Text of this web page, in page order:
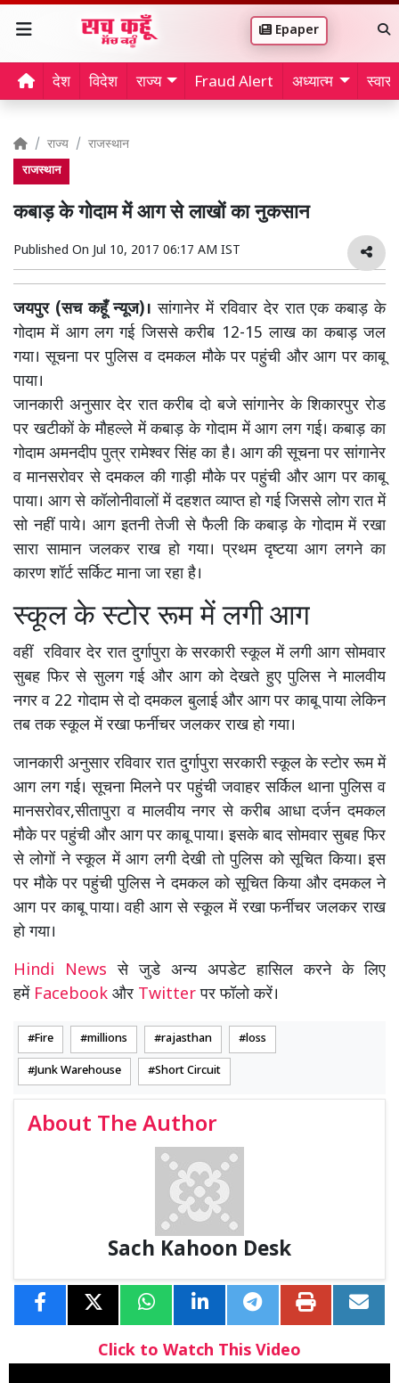
Epaper
देश विदेश राज्य Fraud Alert अध्यात्म
राज्य राजस्थान
राजस्थान
कबाड़ के गोदाम में आग से लाखों का नुकसान
Published On Jul 10, 2017 06:17 AM IST
जयपुर (सच कहूँ न्यूज)।सांगानेर में रविवार देर रात एक कबाड़ के
गोदाम में आग लग गई जिससे करीब 12-15 लाख का कबाड़ जल
गया। सूचना पर पुलिस व दमकल मौके पर पहुंची और आग पर काबू
पाया।
जानकारी अनुसार देर रात करीब दो बजे सांगानेर के शिकारपुर रोड
पर खटीकों के मौहल्ले में कबाड़ के गोदाम में आग लग गई। कबाड़ का
गोदाम अमनदीप पुत्र रामेश्वर सिंह का है। आग की सूचना पर सांगानेर
व मानसरोवर से दमकल की गाड़ी मौके पर पहुंची और आग पर काबू
पाया। आग से कॉलोनीवालों में दहशत व्याप्त हो गई जिससे लोग रात में
सो नहीं पाये। आग इतनी तेजी से फैली कि कबाड़ के गोदाम में रखा
सारा सामान जलकर राख हो गया। प्रथम दृष्टया आग लगने का
कारण शॉर्ट सर्किट माना जा रहा है।
स्कूल के स्टोर रूम में लगी आग
वहीं रविवार देर रात दुर्गापुरा के सरकारी स्कूल में लगी आग सोमवार
सुबह फिर से सुलग गई और आग को देखते हुए पुलिस ने मालवीय
नगर व 22 गोदाम से दो दमकल बुलाई और आग पर काबू पाया लेकिन
तब तक स्कूल में रखा फर्नीचर जलकर राख हो गया।
जानकारी अनुसार रविवार रात दुर्गापुरा सरकारी स्कूल के स्टोर रूम में
आग लग गई। सूचना मिलने पर पहुंची जवाहर सर्किल थाना पुलिस व
मानसरोवर,सीतापुरा व मालवीय नगर से करीब आधा दर्जन दमकल
मौके पर पहुंची और आग पर काबू पाया। इसके बाद सोमवार सुबह फिर
से लोगों ने स्कूल में आग लगी देखी तो पुलिस को सूचित किया। इस
पर मौके पर पहुंची पुलिस ने दमकल को सूचित किया और दमकल ने
आग पर काबू पाया। वही आग से स्कूल में रखा फर्नीचर जलकर राख
हो गया।
Hindi Newsसे जुडे अन्य अपडेट हासिल करने के लिए
हमें Facebook और Twitterपर फॉलो करें।
Fire millions rajasthan loss
Junk Warehouse Short Circuit
About The Author
Sach Kahoon Desk
Click to Watch This Video